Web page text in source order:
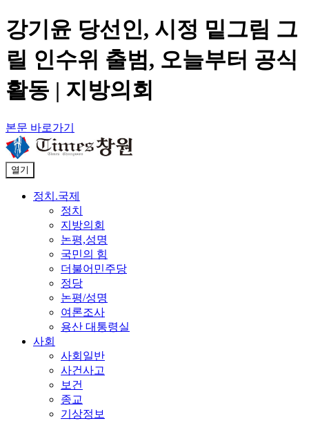
강기윤 당선인, 시정 밑그림 그
릴 인수위 출범, 오늘부터 공식
활동 | 지방의회
본문 바로가기
열기
정치.국제
정치
지방의회
논평,성명
국민의 힘
더불어민주당
정당
논평/성명
여론조사
용산 대통령실
사회
사회일반
사건사고
보건
종교
기상정보